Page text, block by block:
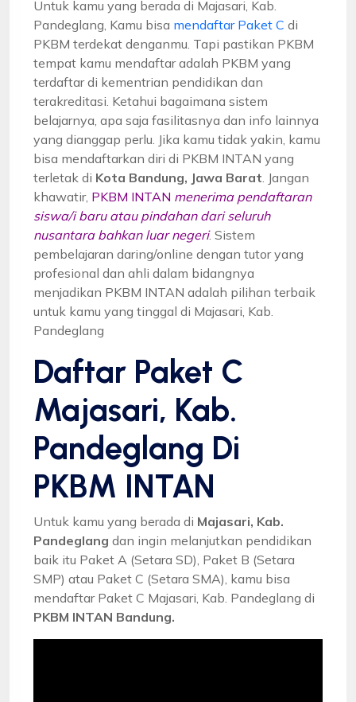
Untuk kamu yang berada di Majasari, Kab.
Pandeglang, Kamu bisa mendaftar Paket C di
PKBM terdekat denganmu. Tapi pastikan PKBM
tempat kamu mendaftar adalah PKBM yang
terdaftar di kementrian pendidikan dan
terakreditasi. Ketahui bagaimana sistem
belajarnya, apa saja fasilitasnya dan info lainnya
yang dianggap perlu. Jika kamu tidak yakin, kamu
bisa mendaftarkan diri di PKBM INTAN yang
terletak di Kota Bandung, Jawa Barat . Jangan
khawatir, PKBM INTAN menerima pendaftaran
siswa/i baru atau pindahan dari seluruh
nusantara bahkan luar negeri. Sistem
pembelajaran daring/online dengan tutor yang
profesional dan ahli dalam bidangnya
menjadikan PKBM INTAN adalah pilihan terbaik
untuk kamu yang tinggal di Majasari, Kab.
Pandeglang
Daftar Paket C
Majasari, Kab.
Pandeglang Di
PKBM INTAN
Untuk kamu yang berada di Majasari, Kab.
Pandeglang dan ingin melanjutkan pendidikan
baik itu Paket A (Setara SD), Paket B (Setara
SMP) atau Paket C (Setara SMA), kamu bisa
mendaftar Paket C Majasari, Kab. Pandeglang di
PKBM INTAN Bandung.